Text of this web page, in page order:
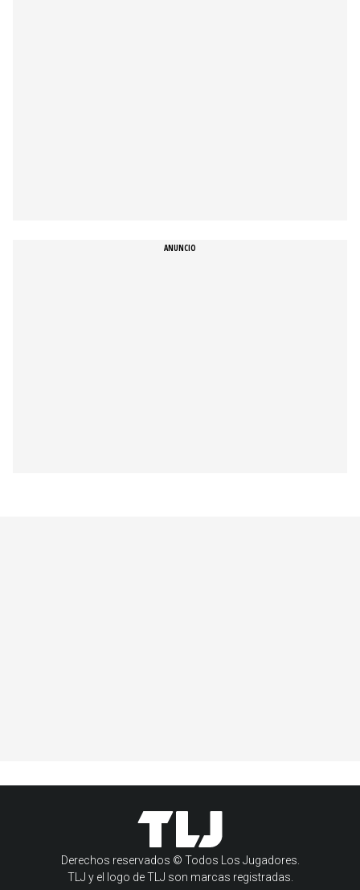
Derechos reservados © Todos Los Jugadores.
TLJ y el logo de TLJ son marcas registradas.